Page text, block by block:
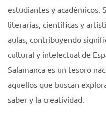
estudiantes y académicos.
literarias, científicas y
aulas, contribuyendo
cultural y intelectual de
Salamanca es un tesoro
aquellos que buscan
saber y la creatividad.